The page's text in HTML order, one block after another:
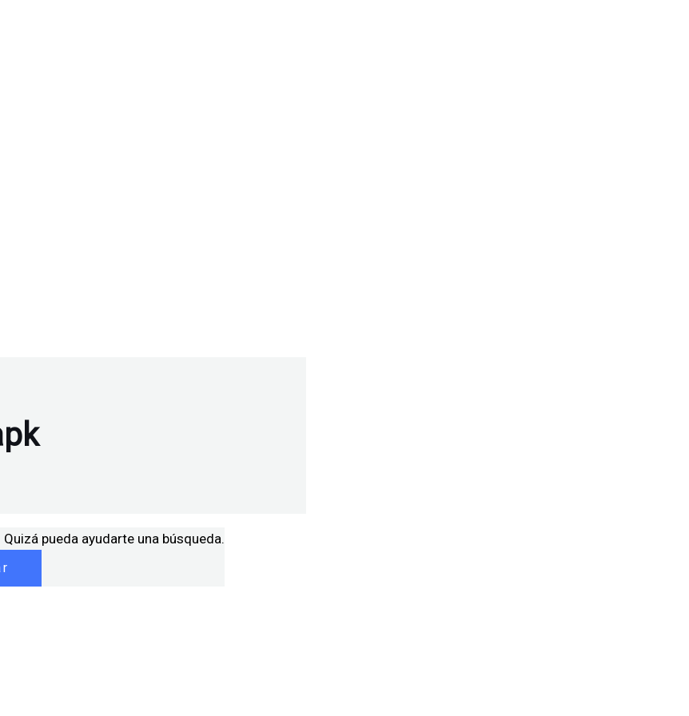
pueda ayudarte una búsqueda.